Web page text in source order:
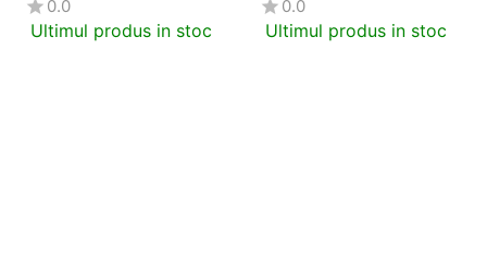
0.0
Ultimul produs in stoc
0.0
Ultimul produs in stoc